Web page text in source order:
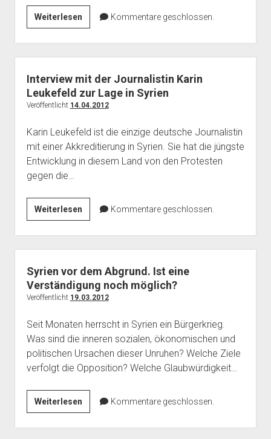
WeiterlesenGibt
es
keine
Hoffnung
mehr
für
Syrien?
Kommentare geschlossen.
Interview mit der Journalistin Karin
Leukefeld zur Lage in Syrien
Veröffentlicht 14.04.2012
Karin Leukefeld ist die einzige deutsche Journalistin
mit einer Akkreditierung in Syrien. Sie hat die jüngste
Entwicklung in diesem Land von den Protesten
gegen die…
WeiterlesenInterview
mit
der
Journalistin
Karin
Leukefeld
zur
in
Syrien
Kommentare geschlossen.
Syrien vor dem Abgrund. Ist eine
Verständigung noch möglich?
Veröffentlicht 19.03.2012
Seit Monaten herrscht in Syrien ein Bürgerkrieg.
Was sind die inneren sozialen, ökonomischen und
politischen Ursachen dieser Unruhen? Welche Ziele
verfolgt die Opposition? Welche Glaubwürdigkeit…
WeiterlesenSyrien
vor
dem
Kommentare geschlossen.